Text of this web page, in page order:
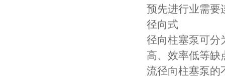
预先进行业需要
径向式
径向柱塞泵可分
高、效率低等缺
流径向柱塞泵的